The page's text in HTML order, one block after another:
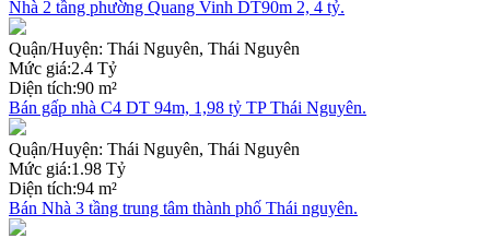
Nhà 2 tầng phường Quang Vinh DT90m 2, 4 tỷ.
Quận/Huyện: Thái Nguyên, Thái Nguyên
Mức giá:2.4 Tỷ
Diện tích:90 m²
Bán gấp nhà C4 DT 94m, 1,98 tỷ TP Thái Nguyên.
Quận/Huyện: Thái Nguyên, Thái Nguyên
Mức giá:1.98 Tỷ
Diện tích:94 m²
Bán Nhà 3 tầng trung tâm thành phố Thái nguyên.